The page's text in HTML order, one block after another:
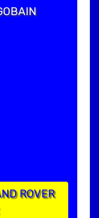
ROVER